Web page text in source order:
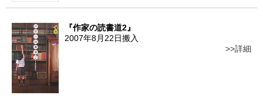
『作家の読書道2』
2007年8月22日搬入
詳細